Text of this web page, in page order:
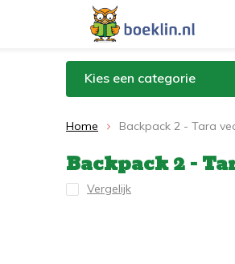
Kies een categorie
Home Backpack 2 - Tara
Backpack 2 -
Vergelijk